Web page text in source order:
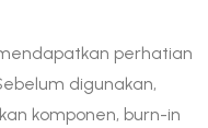
perhatian
digunakan,
komponen, burn-in